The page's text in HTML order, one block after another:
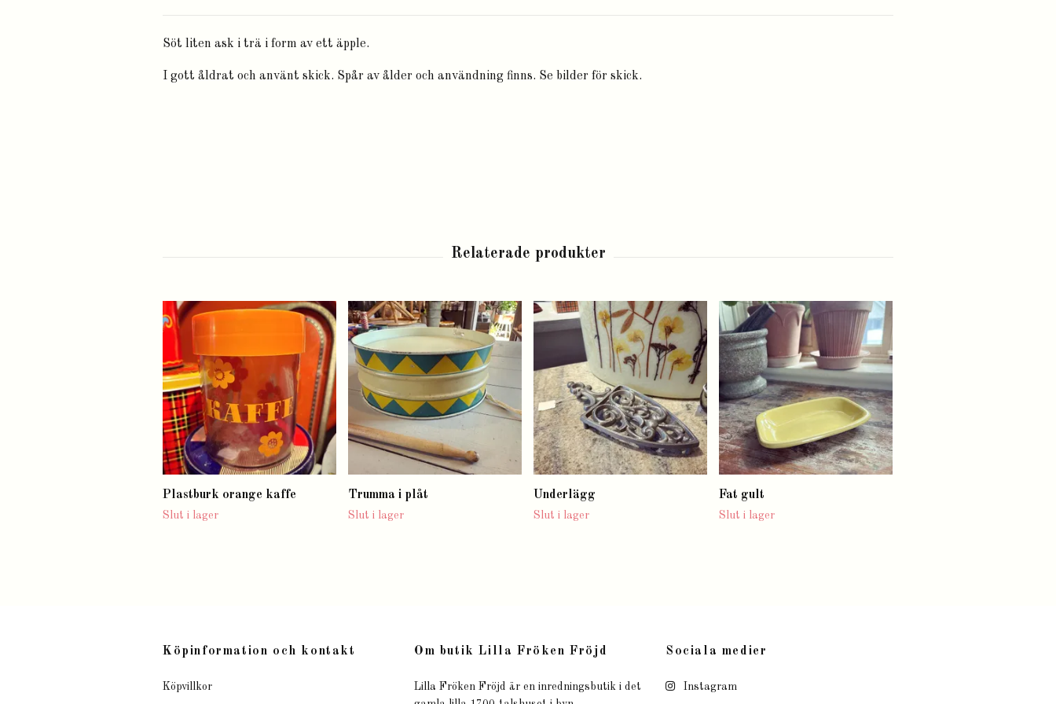
Söt liten ask i trä i form av ett äpple.
I gott åldrat och använt skick. Spår av ålder och användning finns. Se bilder för skick.
Plastburk orange kaffe
Slut i lager
Trumma i plåt
Slut i lager
Underlägg
Slut i lager
Fat gult
Slut i lager
Köpinformation och kontakt
Köpvillkor
Om butik Lilla Fröken Fröjd
Lilla Fröken Fröjd är en inredningsbutik i det
Sociala medier
Instagram